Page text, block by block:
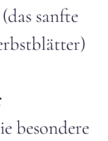
sanfte
besondere